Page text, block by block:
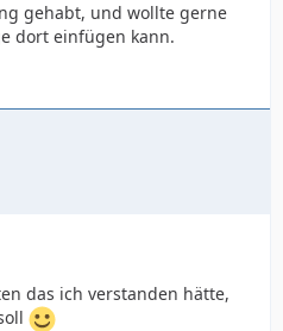
gehabt, und wollte gerne
dort einfügen kann.
das ich verstanden hätte,